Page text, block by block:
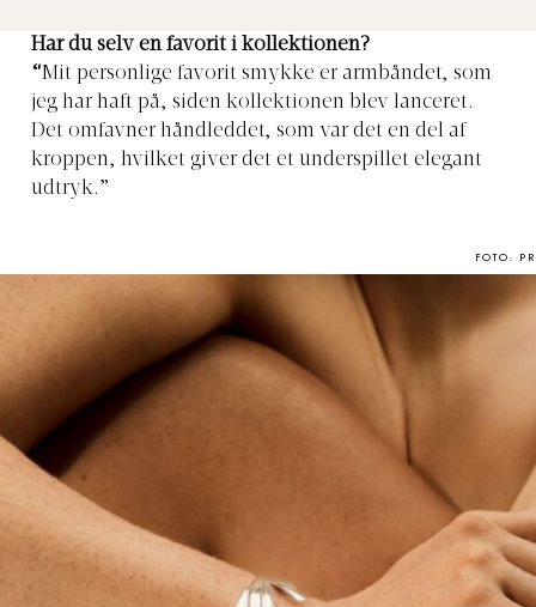
Har du selv en favorit i kollektionen?
“Mit personlige favorit smykke er armbåndet, som
jeg har haft på, siden kollektionen blev lanceret.
Det omfavner håndleddet, som var det en del af
kroppen, hvilket giver det et underspillet elegant
udtryk.”
FOTO: PR